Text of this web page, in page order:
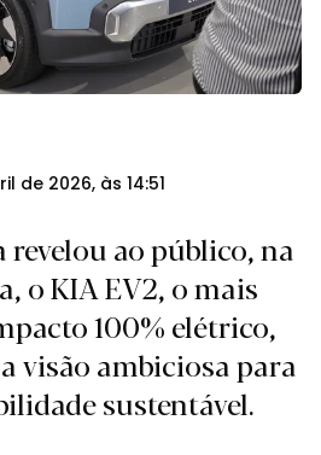
de 2026, às 14:51
revelou ao público, na
o KIA EV2, o mais
100% elétrico,
visão ambiciosa para
sustentável.